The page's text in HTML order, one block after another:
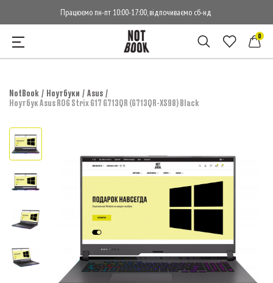
Працюємо пн-пт 10:00-17:00, відпочиваємо сб-нд
0
NotBook Ноутбуки
Asus
Ноутбук Asus ROG Strix G17 G713QR (G713QR-XS98) Black